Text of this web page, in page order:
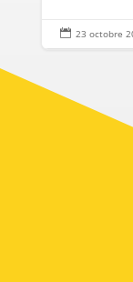
 23 octobre